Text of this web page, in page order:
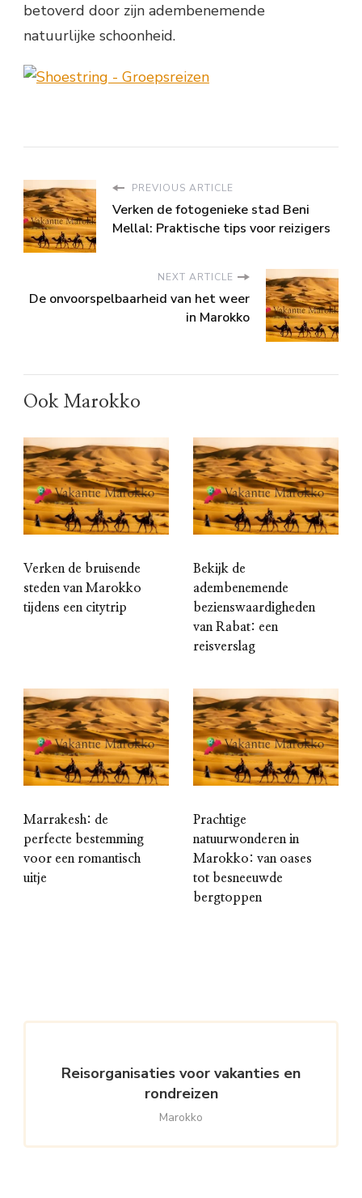
betoverd door zijn adembenemende
natuurlijke schoonheid.
PREVIOUS ARTICLE
Verken de fotogenieke stad Beni
Mellal: Praktische tips voor reizigers
NEXT ARTICLE
De onvoorspelbaarheid van het weer
in Marokko
Ook Marokko
Verken de bruisende
steden van Marokko
tijdens een citytrip
Bekijk de
adembenemende
bezienswaardigheden
van Rabat: een
reisverslag
Marrakesh: de
perfecte bestemming
voor een romantisch
uitje
Prachtige
natuurwonderen in
Marokko: van oases
tot besneeuwde
bergtoppen
Reisorganisaties voor vakanties en
rondreizen
Marokko